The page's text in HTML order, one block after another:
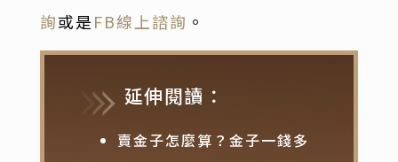
詢或是FB線上諮詢 。
延伸閱讀：
賣金子怎麼算？金子一錢多